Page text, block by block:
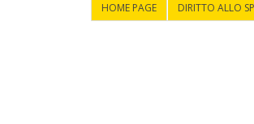
HOME PAGE DIRITTO ALLO